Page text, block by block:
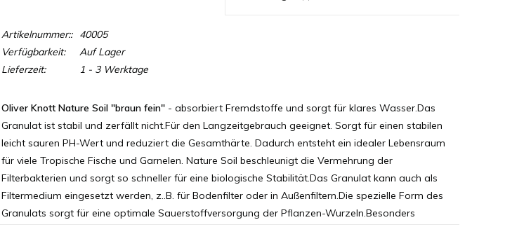
Artikelnummer::
40005
Verfügbarkeit:
Auf Lager
Lieferzeit:
1 - 3 Werktage
Oliver Knott Nature Soil "braun fein"- absorbiert Fremdstoffe und sorgt für klares Wasser.Das
Granulat ist stabil und zerfällt nicht.Für den Langzeitgebrauch geeignet. Sorgt für einen stabilen
leicht sauren PH-Wert und reduziert die Gesamthärte. Dadurch entsteht ein idealer Lebensraum
für viele Tropische Fische und Garnelen. Nature Soil beschleunigt die Vermehrung der
Filterbakterien und sorgt so schneller für eine biologische Stabilität.Das Granulat kann auch als
Filtermedium eingesetzt werden, z..B. für Bodenfilter oder in Außenfiltern.Die spezielle Form des
Granulats sorgt für eine optimale Sauerstoffversorgung der Pflanzen-Wurzeln.Besonders